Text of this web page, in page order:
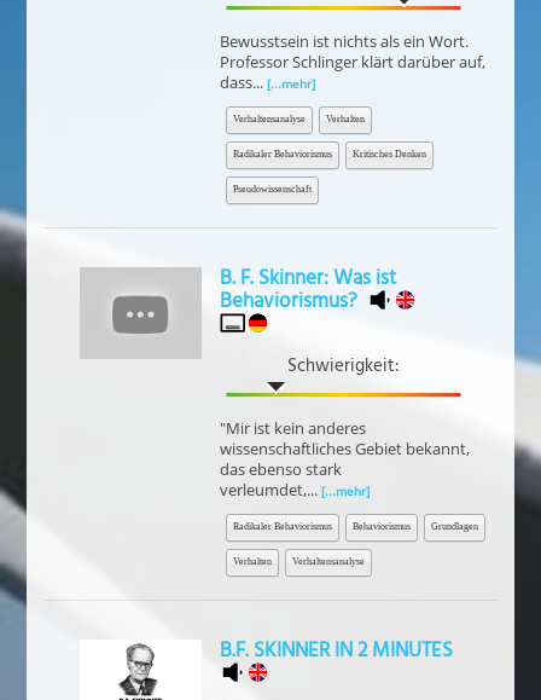
Bewusstsein ist nichts als ein Wort.
Professor Schlinger klärt darüber auf,
dass... [...mehr]
Verhaltensanalyse Verhalten
Radikaler Behaviorismus Kritisches Denken
Pseudowissenschaft
B. F. Skinner: Was ist
Behaviorismus?
Schwierigkeit:
"Mir ist kein anderes
wissenschaftliches Gebiet bekannt,
das ebenso stark
verleumdet,... [...mehr]
Radikaler Behaviorismus Behaviorismus Grundlagen
Verhalten Verhaltensanalyse
B.F. SKINNER IN 2 MINUTES